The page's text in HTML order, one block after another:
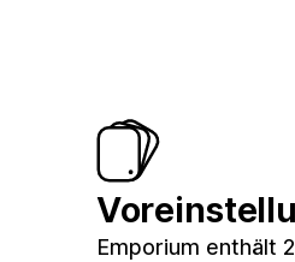
Emporium enthält